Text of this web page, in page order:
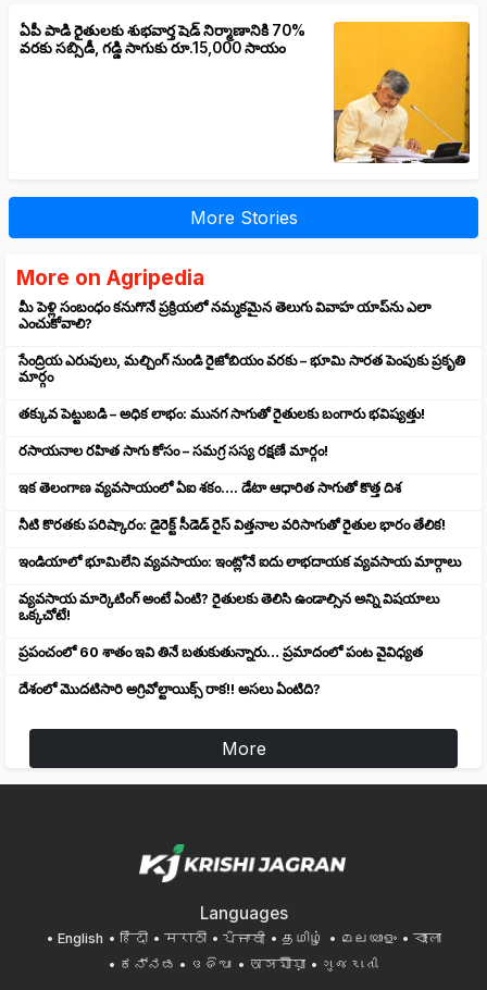
ఏపీ పాడి రైతులకు శుభవార్త షెడ్ నిర్మాణానికి 70%
వరకు సబ్సిడీ, గడ్డి సాగుకు రూ.15,000 సాయం
More Stories
More on Agripedia
మీ పెళ్లి సంబంధం కనుగొనే ప్రక్రియలో నమ్మకమైన తెలుగు వివాహ యాప్‌ను ఎలా
ఎంచుకోవాలి?
సేంద్రియ ఎరువులు, మల్చింగ్ నుండి రైజోబియం వరకు – భూమి సారత పెంపుకు ప్రకృతి
మార్గం
తక్కువ పెట్టుబడి – అధిక లాభం: మునగ సాగుతో రైతులకు బంగారు భవిష్యత్తు!
రసాయనాల రహిత సాగు కోసం – సమగ్ర సస్య రక్షణే మార్గం!
ఇక తెలంగాణ వ్యవసాయంలో ఏఐ శకం…. డేటా ఆధారిత సాగుతో కొత్త దిశ
నీటి కొరతకు పరిష్కారం: డైరెక్ట్ సీడెడ్ రైస్ విత్తనాల వరిసాగుతో రైతుల భారం తేలిక!
ఇండియాలో భూమిలేని వ్యవసాయం: ఇంట్లోనే ఐదు లాభదాయక వ్యవసాయ మార్గాలు
వ్యవసాయ మార్కెటింగ్ అంటే ఏంటి? రైతులకు తెలిసి ఉండాల్సిన అన్ని విషయాలు
ఒక్కచోటే!
ప్రపంచంలో 60 శాతం ఇవి తినే బతుకుతున్నారు… ప్రమాదంలో పంట వైవిధ్యత
దేశంలో మొదటిసారి అగ్రివోల్టాయిక్స్ రాక!! అసలు ఏంటిది?
More
Languages
English हिंदी मराठी ਪੰਜਾਬੀ தமிழ் മലയാളം
বাংলা
ಕನ್ನಡ
ଓଡିଆ অসমীয়া ગુજરાતી